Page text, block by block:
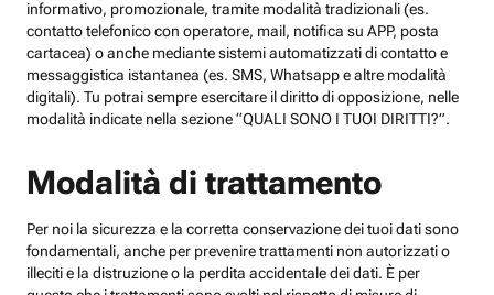
informativo, promozionale, tramite modalità tradizionali (es.
contatto telefonico con operatore, mail, notifica su APP, posta
cartacea) o anche mediante sistemi automatizzati di contatto e
messaggistica istantanea (es. SMS, Whatsapp e altre modalità
digitali). Tu potrai sempre esercitare il diritto di opposizione, nelle
modalità indicate nella sezione “QUALI SONO I TUOI DIRITTI?”.
Modalità di trattamento
Per noi la sicurezza e la corretta conservazione dei tuoi dati sono
fondamentali, anche per prevenire trattamenti non autorizzati o
illeciti e la distruzione o la perdita accidentale dei dati. È per